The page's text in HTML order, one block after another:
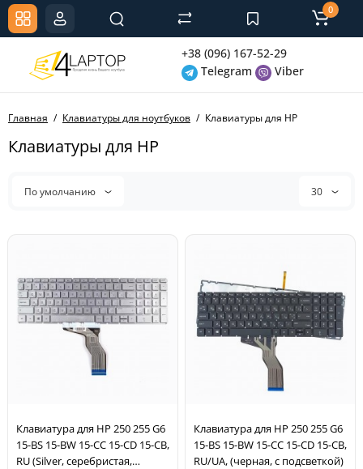
+38 (096) 167-52-29
Telegram
Viber
0
Главная Клавиатуры для ноутбуков Клавиатуры для HP
Клавиатуры для HP
По умолчанию 30
Клавиатура для HP 250 255 G6
15-BS 15-BW 15-CC 15-CD 15-CB,
RU (Silver, серебристая,
Клавиатура для HP 250 255 G6
15-BS 15-BW 15-CC 15-CD 15-CB,
RU/UA, (черная, с подсветкой)